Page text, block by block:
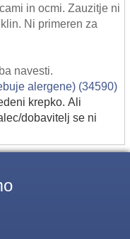
in ocmi. Zauzitje ni
Ni primeren za
navesti.
alergene) (34590)
krepko. Ali
dobavitelj se ni